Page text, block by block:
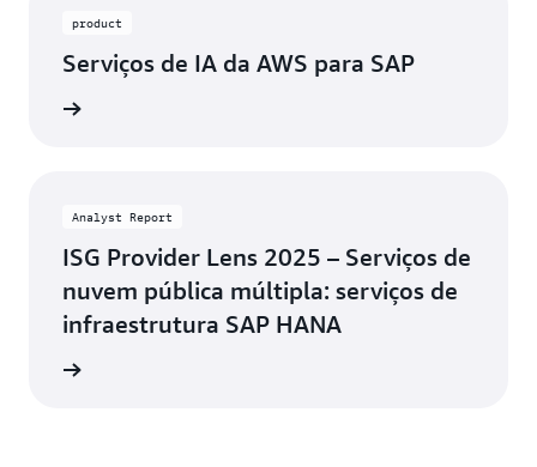
product
Serviços de IA da AWS para SAP
Analyst Report
ISG Provider Lens 2025 – Serviços de
nuvem pública múltipla: serviços de
infraestrutura SAP HANA